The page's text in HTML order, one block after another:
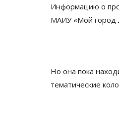
Информацию о
МАИУ «Мой город
Но она пока
тематические